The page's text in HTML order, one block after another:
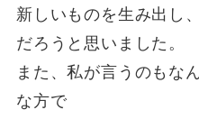
新しいものを生み出し
だろうと思いました。
また、私が言うのもな
な方で